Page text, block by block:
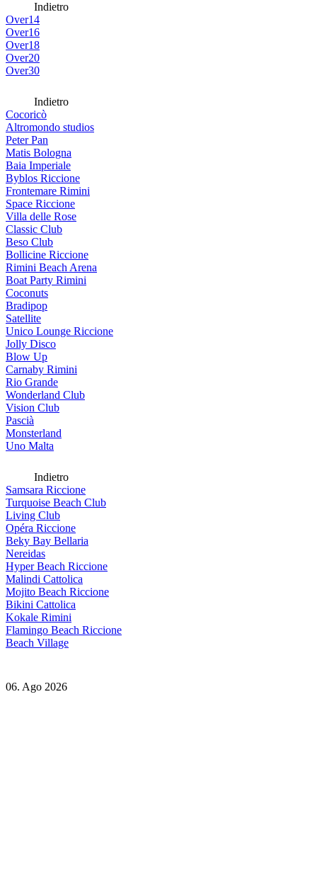
Indietro
Over14
Over16
Over18
Over20
Over30
Indietro
Cocoricò
Altromondo studios
Peter Pan
Matis Bologna
Baia Imperiale
Byblos Riccione
Frontemare Rimini
Space Riccione
Villa delle Rose
Classic Club
Beso Club
Bollicine Riccione
Rimini Beach Arena
Boat Party Rimini
Coconuts
Bradipop
Satellite
Unico Lounge Riccione
Jolly Disco
Blow Up
Carnaby Rimini
Rio Grande
Wonderland Club
Vision Club
Pascià
Monsterland
Uno Malta
Indietro
Samsara Riccione
Turquoise Beach Club
Living Club
Opéra Riccione
Beky Bay Bellaria
Nereidas
Hyper Beach Riccione
Malindi Cattolica
Mojito Beach Riccione
Bikini Cattolica
Kokale Rimini
Flamingo Beach Riccione
Beach Village
06. Ago 2026